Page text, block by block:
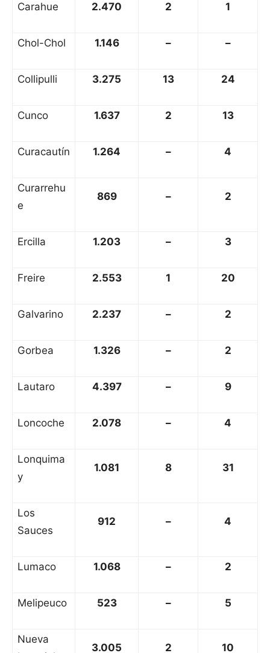
Carahue 2.470 2 1
Chol-Chol 1.146 – –
Collipulli 3.275 13 24
Cunco 1.637 2 13
Curacautín 1.264 – 4
Curarrehu
e
869 – 2
Ercilla 1.203 – 3
Freire 2.553 1 20
Galvarino 2.237 – 2
Gorbea 1.326 – 2
Lautaro 4.397 – 9
Loncoche 2.078 – 4
Lonquima
y
1.081 8 31
Los
Sauces
912 – 4
Lumaco 1.068 – 2
Melipeuco 523 – 5
Nueva
3.005 2 10